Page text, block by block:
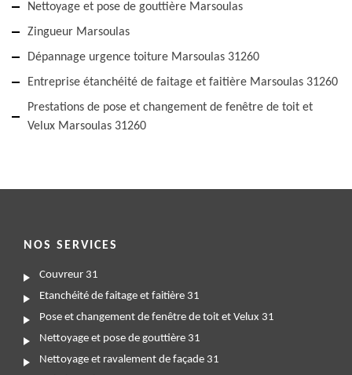
Nettoyage et pose de gouttière Marsoulas
Zingueur Marsoulas
Dépannage urgence toiture Marsoulas 31260
Entreprise étanchéité de faitage et faitière Marsoulas 31260
Prestations de pose et changement de fenêtre de toit et
Velux Marsoulas 31260
NOS SERVICES
Couvreur 31
Etanchéité de faitage et faitière 31
Pose et changement de fenêtre de toit et Velux 31
Nettoyage et pose de gouttière 31
Nettoyage et ravalement de façade 31